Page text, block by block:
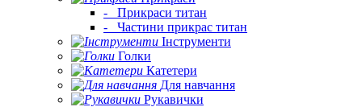
-
Прикраси титан
-
Частини прикрас титан
Інструменти
Голки
Катетери
Для навчання
Рукавички